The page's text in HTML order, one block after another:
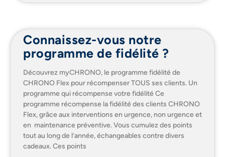
Connaissez-vous notre
programme de fidélité ?
Découvrez myCHRONO, le programme fidélité de
CHRONO Flex pour récompenser TOUS ses clients. Un
programme qui récompense votre fidélité Ce
programme récompense la fidélité des clients CHRONO
Flex, grâce aux interventions en urgence, non urgence et
en maintenance préventive. Vous cumulez des points
tout au long de l’année, échangeables contre divers
cadeaux. Ces points